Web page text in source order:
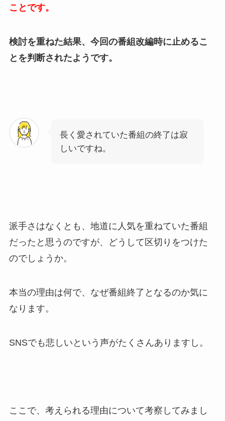
ことです。
検討を重ねた結果、今回の番組改編時に止めるこ
とを判断されたようです。
長く愛されていた番組の終了は寂
しいですね。
派手さはなくとも、地道に人気を重ねていた番組
だったと思うのですが、どうして区切りをつけた
のでしょうか。
本当の理由は何で、なぜ番組終了となるのか気に
なります。
SNSでも悲しいという声がたくさんありますし。
ここで、考えられる理由について考察してみまし